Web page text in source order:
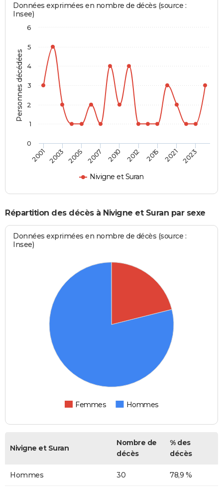
Personnes décédées
Données exprimées en nombre de décès (source :
Insee)
Nivigne et Suran
2001 2003 2005 2007 2010 2012 2015 2021 2023
0
1
2
3
4
5
6
Répartition des décès à Nivigne et Suran par sexe
Données exprimées en nombre de décès (source :
Insee)
Femmes Hommes
Nivigne et Suran
Nombre de
décès
% des
décès
Hommes 30 78,9 %